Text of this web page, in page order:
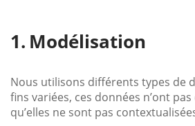
Modélisation
Nous utilisons différents types de
fins variées, ces données n’ont
qu’elles ne sont pas